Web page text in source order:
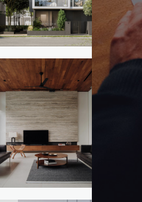
Hostel Waterline